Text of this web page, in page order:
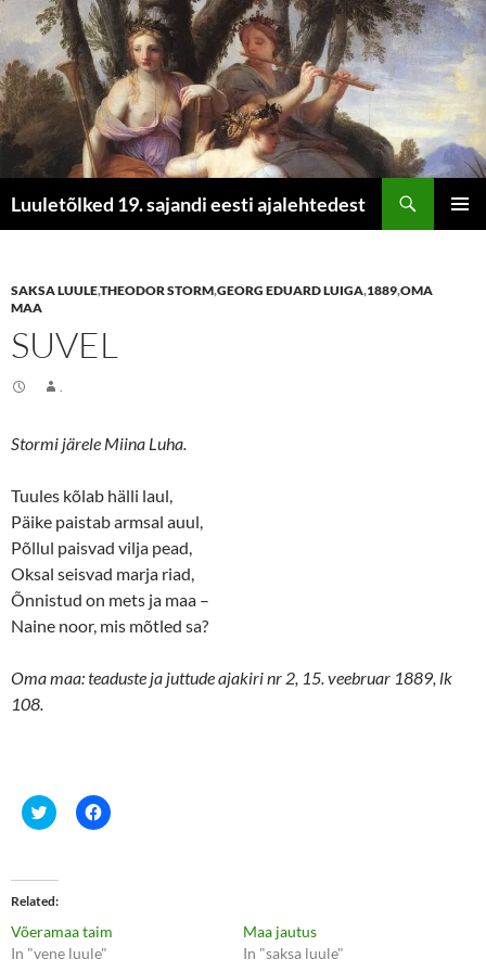
Luuletõlked 19. sajandi eesti ajalehtedest
SAKSA LUULE,THEODOR STORM,GEORG EDUARD LUIGA,1889,OMA
MAA
SUVEL
Stormi järele Miina Luha.
Tuules kõlab hälli laul,
Päike paistab armsal auul,
Põllul paisvad vilja pead,
Oksal seisvad marja riad,
Õnnistud on mets ja maa –
Naine noor, mis mõtled sa?
Oma maa: teaduste ja juttude ajakiri nr 2, 15. veebruar 1889, lk
108.
C
l
t
o
s
a
r
e
C
l
a
r
Related
Võeramaa taim
In "vene luule"
Maa jautus
In "saksa luule"